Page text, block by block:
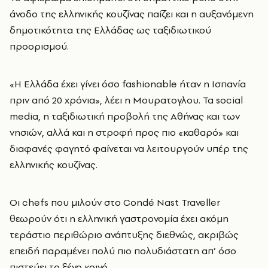
άνοδο της ελληνικής κουζίνας παίζει και η αυξανόμενη
δημοτικότητα της Ελλάδας ως ταξιδιωτικού
προορισμού.
«Η Ελλάδα έχει γίνει όσο fashionable ήταν η Ισπανία
πριν από 20 χρόνια», λέει η Μουρατογλου. Τα social
media, η ταξιδιωτική προβολή της Αθήνας και των
νησιών, αλλά και η στροφή προς πιο «καθαρό» και
διαφανές φαγητό φαίνεται να λειτουργούν υπέρ της
ελληνικής κουζίνας.
Οι chefs που μιλούν στο Condé Nast Traveller
θεωρούν ότι η ελληνική γαστρονομία έχει ακόμη
τεράστιο περιθώριο ανάπτυξης διεθνώς, ακριβώς
επειδή παραμένει πολύ πιο πολυδιάστατη απ’ όσο